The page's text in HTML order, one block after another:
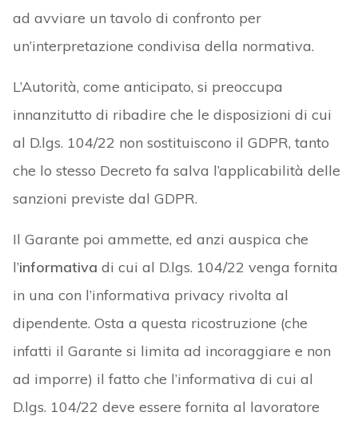
ad avviare un tavolo di confronto per
un’interpretazione condivisa della normativa.
L’Autorità, come anticipato, si preoccupa
innanzitutto di ribadire che le disposizioni di cui
al D.lgs. 104/22 non sostituiscono il GDPR, tanto
che lo stesso Decreto fa salva l’applicabilità delle
sanzioni previste dal GDPR.
Il Garante poi ammette, ed anzi auspica che
l’informativa di cui al D.lgs. 104/22 venga fornita
in una con l’informativa privacy rivolta al
dipendente. Osta a questa ricostruzione (che
infatti il Garante si limita ad incoraggiare e non
ad imporre) il fatto che l’informativa di cui al
D.lgs. 104/22 deve essere fornita al lavoratore